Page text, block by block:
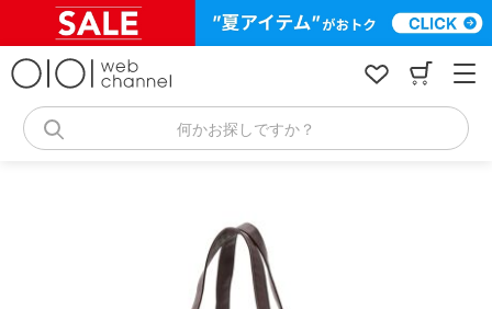
何かお探しですか？